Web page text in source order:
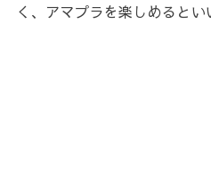
く、アマプラを楽しめると